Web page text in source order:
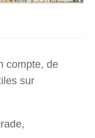
compte, de
sur